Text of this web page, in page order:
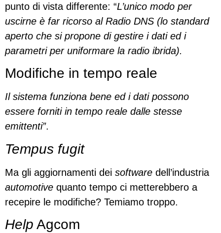
punto di vista differente: “L’unico modo per
uscirne è far ricorso al Radio DNS (lo standard
aperto che si propone di gestire i dati ed i
parametri per uniformare la radio ibrida).
Modifiche in tempo reale
Il sistema funziona bene ed i dati possono
essere forniti in tempo reale dalle stesse
emittenti”.
Tempus fugit
Ma gli aggiornamenti dei software dell’industria
automotive quanto tempo ci metterebbero a
recepire le modifiche? Temiamo troppo.
Help Agcom